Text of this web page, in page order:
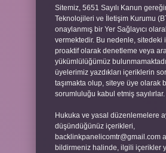
Sitemiz, 5651 Sayılı Kanun
Teknolojileri ve İletişim Kurumu
onaylanmış bir Yer Sağlayıcı
vermektedir. Bu nedenle, sitedeki
proaktif olarak denetleme veya
yükümlülüğümüz
üyelerimiz yazdıkları içeriklerin
taşımakta olup, siteye üye olarak
sorumluluğu kabul etmiş sayılırlar.
Hukuka ve yasal düzenlemelere
düşündüğünüz içerikleri,
backlinkpanelicomtr@gmail.com
bildirmeniz halinde, ilgili içerikler